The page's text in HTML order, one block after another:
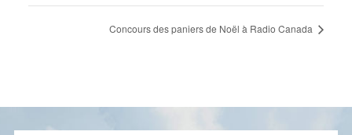
Concours des paniers de Noël à Radio Canada